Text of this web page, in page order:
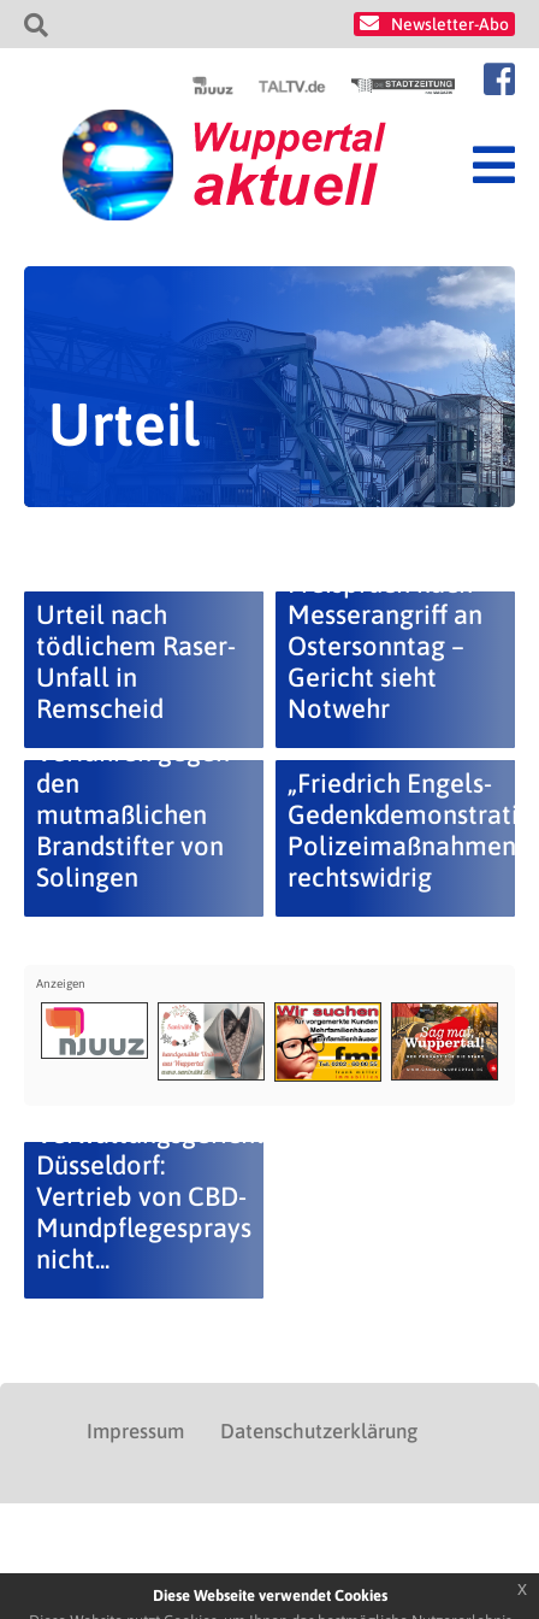
Newsletter-Abo
Urteil
Urteil nach
tödlichem Raser-
Unfall in
Remscheid
Messerangriff an
Ostersonntag –
Gericht sieht
Notwehr
Urteil im
Verfahren gegen
den
mutmaßlichen
Brandstifter von
Solingen
„Friedrich Engels-
Polizeimaßnahmen
rechtswidrig
Verwaltungsgericht
Düsseldorf:
Vertrieb von CBD-
Mundpflegesprays
nicht...
Impressum Datenschutzerklärung
Diese Webseite verwendet Cookies
x